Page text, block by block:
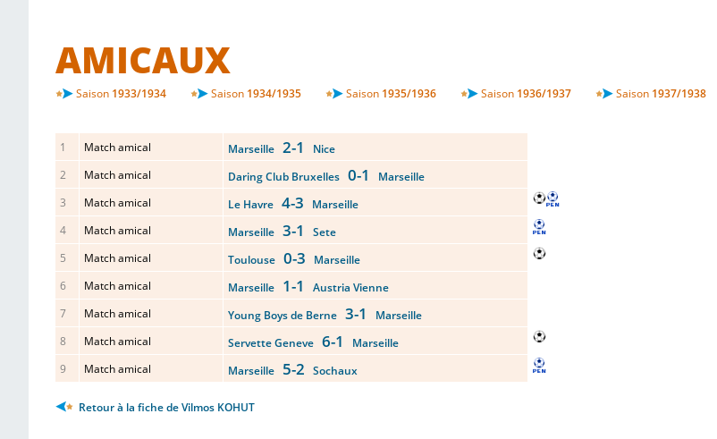
AMICAUX
Saison 1933/1934 Saison 1934/1935 Saison 1935/1936 Saison 1936/1937 Saison 1937/1938
1 Match amical Marseille 2-1
Nice
2
Match amical Daring Club Bruxelles 0-1
Marseille
3
Match amical Le Havre 4-3 Marseille
4
Match amical Marseille 3-1
Sete
5
Match amical Toulouse 0-3 Marseille
6
Match amical Marseille 1-1
Austria Vienne
7
Match amical Young Boys de Berne 3-1
Marseille
8
Match amical Servette Geneve 6-1
Marseille
9
Match amical Marseille 5-2 Sochaux
Retour à la fiche de Vilmos KOHUT